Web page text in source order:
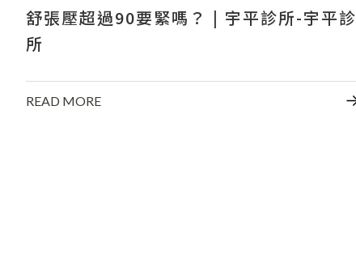
舒張壓超過90要緊嗎？ | 宇平診所-宇平診
所
READ MORE